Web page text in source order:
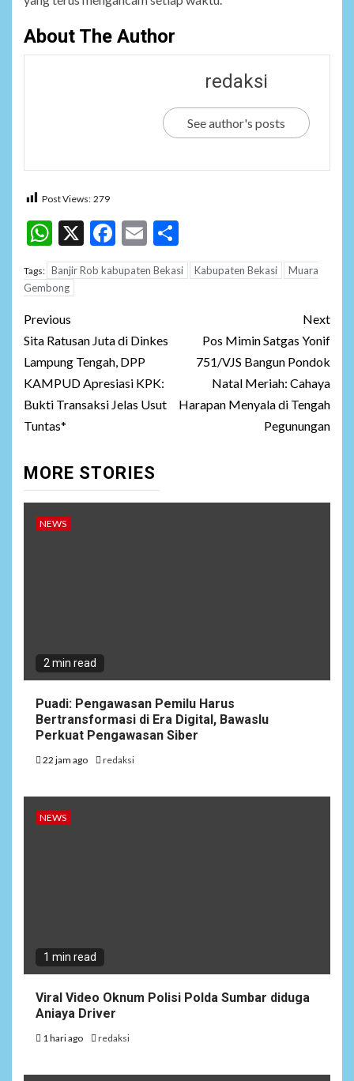
About The Author
redaksi
See author's posts
Post Views: 279
WhatsApp
X Facebook
Email
Tags: Banjir Rob kabupaten Bekasi Kabupaten Bekasi
Muara
Gembong
Post
navigation
Previous
Sita Ratusan Juta di Dinkes
Lampung Tengah, DPP
KAMPUD Apresiasi KPK:
Bukti Transaksi Jelas Usut
Tuntas*
Next
Pos Mimin Satgas Yonif
751/VJS Bangun Pondok
Natal Meriah: Cahaya
Harapan Menyala di Tengah
Pegunungan
MORE STORIES
NEWS
2 min read
Puadi: Pengawasan Pemilu Harus
Bertransformasi di Era Digital, Bawaslu
Perkuat Pengawasan Siber
22 jam ago redaksi
NEWS
1 min read
Viral Video Oknum Polisi Polda Sumbar diduga
Aniaya Driver
1 hari ago redaksi